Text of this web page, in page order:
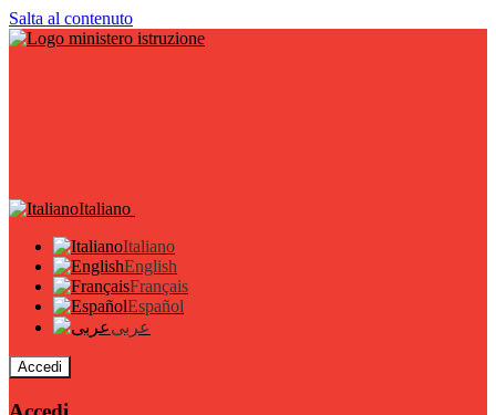
Salta al contenuto
Italiano
Italiano
English
Français
Español
عربى
Accedi